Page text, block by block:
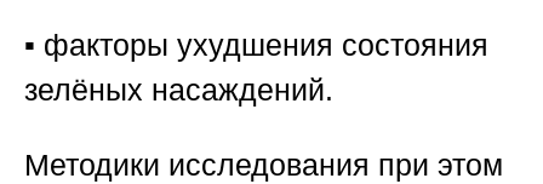
▪️ факторы ухудшения состояния
зелёных насаждений.
Методики исследования при этом